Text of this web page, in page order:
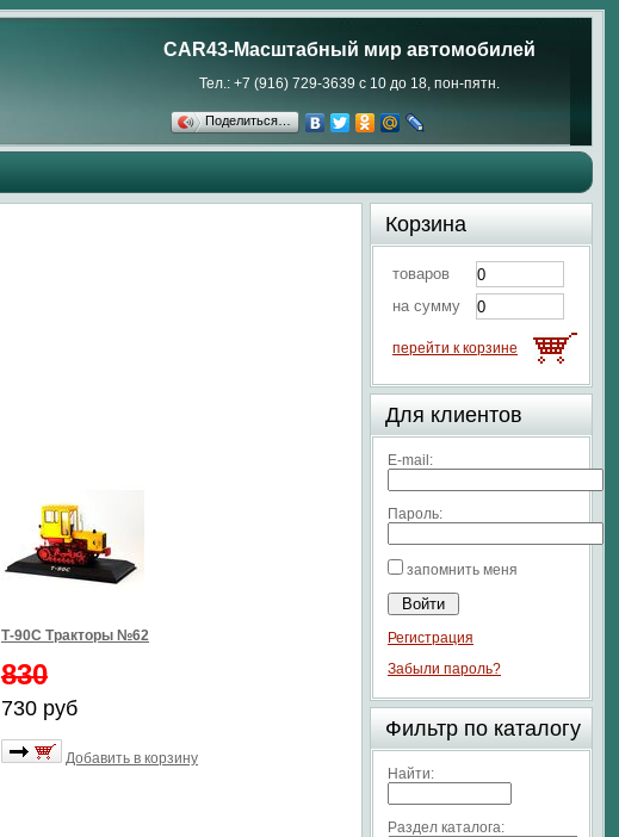
CAR43-Масштабный мир автомобилей
Тел.: +7 (916) 729-3639 с 10 до 18, пон-пятн.
Поделиться…
Т-90С Тракторы №62
830
730 руб
Добавить в корзину
Корзина
товаров
на сумму
перейти к корзине
Для клиентов
E-mail:
Пароль:
запомнить меня
Регистрация
Забыли пароль?
Фильтр по каталогу
Найти:
Раздел каталога: